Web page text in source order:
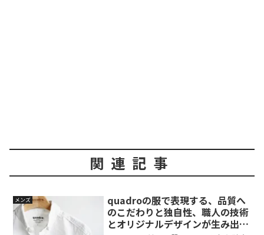
関連記事
メンズ
quadroの服で表現する、品質へ
のこだわりと独自性、職人の技術
とオリジナルデザインが生み出す